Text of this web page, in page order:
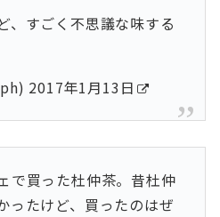
、すごく不思議な味する
2017年1月13日
で買った杜仲茶。昔杜仲
ったけど、買ったのはぜ